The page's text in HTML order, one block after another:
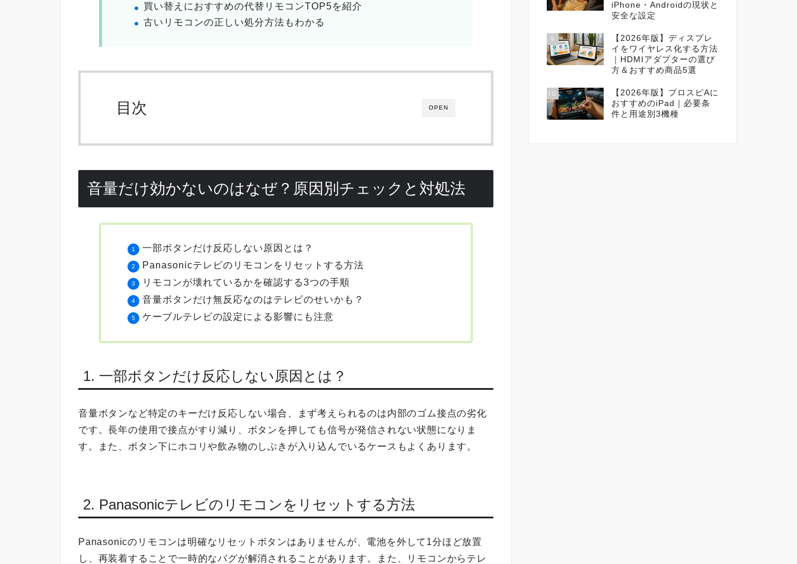
買い替えにおすすめの代替リモコンTOP5を紹介
古いリモコンの正しい処分方法もわかる
OPEN
目次
音量だけ効かないのはなぜ？原因別チェックと対処法
一部ボタンだけ反応しない原因とは？
Panasonicテレビのリモコンをリセットする方法
リモコンが壊れているかを確認する3つの手順
音量ボタンだけ無反応なのはテレビのせいかも？
ケーブルテレビの設定による影響にも注意
1. 一部ボタンだけ反応しない原因とは？
音量ボタンなど特定のキーだけ反応しない場合、まず考えられるのは内部のゴム接点の劣化
です。長年の使用で接点がすり減り、ボタンを押しても信号が発信されない状態になりま
す。また、ボタン下にホコリや飲み物のしぶきが入り込んでいるケースもよくあります。
2. Panasonicテレビのリモコンをリセットする方法
Panasonicのリモコンは明確なリセットボタンはありませんが、電池を外して1分ほど放置
し、再装着することで一時的なバグが解消されることがあります。また、リモコンからテレ
iPhone・Androidの現状と
安全な設定
9
【2026年版】ディスプレ
イをワイヤレス化する方法
｜HDMIアダプターの選び
方＆おすすめ商品5選
10
【2026年版】プロスピAに
おすすめのiPad｜必要条
件と用途別3機種